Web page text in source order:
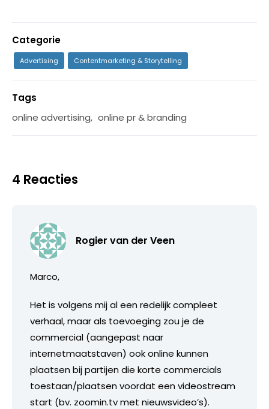
Categorie
Advertising Contentmarketing & Storytelling
Tags
online advertising, online pr & branding
4 Reacties
Rogier van der Veen
Marco,
Het is volgens mij al een redelijk compleet
verhaal, maar als toevoeging zou je de
commercial (aangepast naar
internetmaatstaven) ook online kunnen
plaatsen bij partijen die korte commercials
toestaan/plaatsen voordat een videostream
start (bv. zoomin.tv met nieuwsvideo’s).